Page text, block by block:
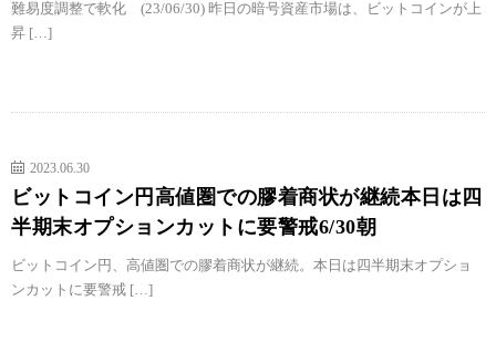
難易度調整で軟化 (23/06/30) 昨日の暗号資産市場は、ビットコインが上
昇 […]
2023.06.30
ビットコイン円高値圏での膠着商状が継続本日は四
半期末オプションカットに要警戒6/30朝
ビットコイン円、高値圏での膠着商状が継続。本日は四半期末オプショ
ンカットに要警戒 […]